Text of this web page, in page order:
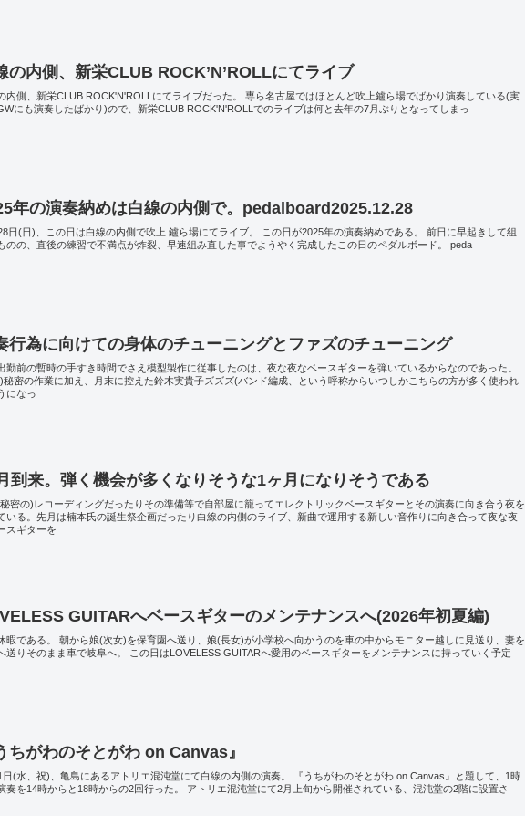
の内側、新栄CLUB ROCK’N’ROLLにてライブ
内側、新栄CLUB ROCK'N'ROLLにてライブだった。 専ら名古屋ではほとんど吹上鑪ら場でばかり演奏している(実
にも演奏したばかり)ので、新栄CLUB ROCK'N'ROLLでのライブは何と去年の7月ぶりとなってしまっ
年の演奏納めは白線の内側で。pedalboard2025.12.28
日(日)、この日は白線の内側で吹上 鑪ら場にてライブ。 この日が2025年の演奏納めである。 前日に早起きして組
のの、直後の練習で不満点が炸裂、早速組み直した事でようやく完成したこの日のペダルボード。 peda
行為に向けての身体のチューニングとファズのチューニング
勤前の暫時の手すき時間でさえ模型製作に従事したのは、夜な夜なベースギターを弾いているからなのであった。
秘密の作業に加え、月末に控えた鈴木実貴子ズズズ(バンド編成、という呼称からいつしかこちらの方が多く使われ
になっ
到来。弾く機会が多くなりそうな1ヶ月になりそうである
密の)レコーディングだったりその準備等で自部屋に籠ってエレクトリックベースギターとその演奏に向き合う夜を
いる。先月は楠本氏の誕生祭企画だったり白線の内側のライブ、新曲で運用する新しい音作りに向き合って夜な夜
スギターを
GUITARへベースギターのメンテナンスへ(2026年初夏編)
暇である。 朝から娘(次女)を保育園へ送り、娘(長女)が小学校へ向かうのを車の中からモニター越しに見送り、妻を
送りそのまま車で岐阜へ。 この日はLOVELESS GUITARへ愛用のベースギターをメンテナンスに持っていく予定
ちがわのそとがわ on Canvas』
日(水、祝)、亀島にあるアトリエ混沌堂にて白線の内側の演奏。 『うちがわのそとがわ on Canvas』と題して、1時
奏を14時からと18時からの2回行った。 アトリエ混沌堂にて2月上旬から開催されている、混沌堂の2階に設置さ